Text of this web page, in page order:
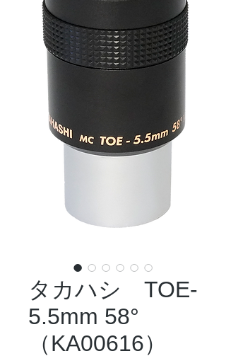
タカハシ TOE-
5.5mm 58°
（KA00616）